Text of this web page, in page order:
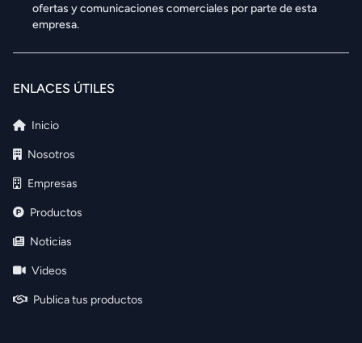
ofertas y comunicaciones comerciales por parte de esta
empresa.
ENLACES ÚTILES
Inicio
Nosotros
Empresas
Productos
Noticias
Videos
Publica tus productos